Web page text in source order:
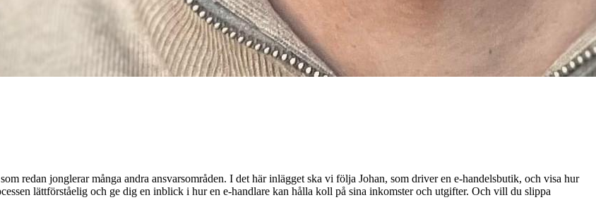
redan jonglerar många andra ansvarsområden. I det här inlägget ska vi följa Johan, som driver en e-handelsbutik, och visa hur
lättförståelig och ge dig en inblick i hur en e-handlare kan hålla koll på sina inkomster och utgifter. Och vill du slippa